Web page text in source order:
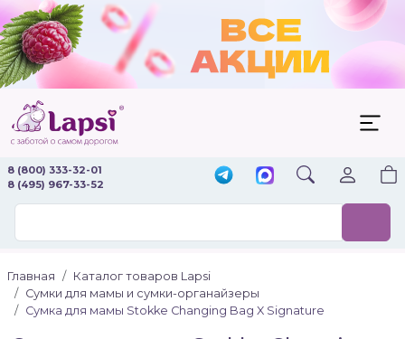
8 (800) 333-32-01
8 (495) 967-33-52
Главная
Каталог товаров Lapsi
Сумки для мамы и сумки-органайзеры
Сумка для мамы Stokke Changing Bag X Signature